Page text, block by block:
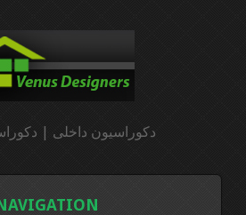
دکوراسیون داخلی |